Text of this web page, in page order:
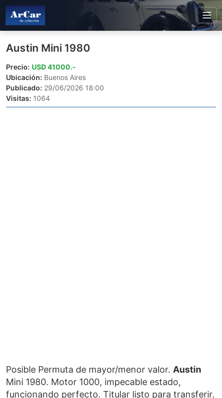
Austin Mini 1980
Precio: USD 41000.-
Ubicación: Buenos Aires
Publicado: 29/06/2026 18:00
Visitas: 1064
Posible Permuta de mayor/menor valor. Austin
Mini 1980. Motor 1000, impecable estado,